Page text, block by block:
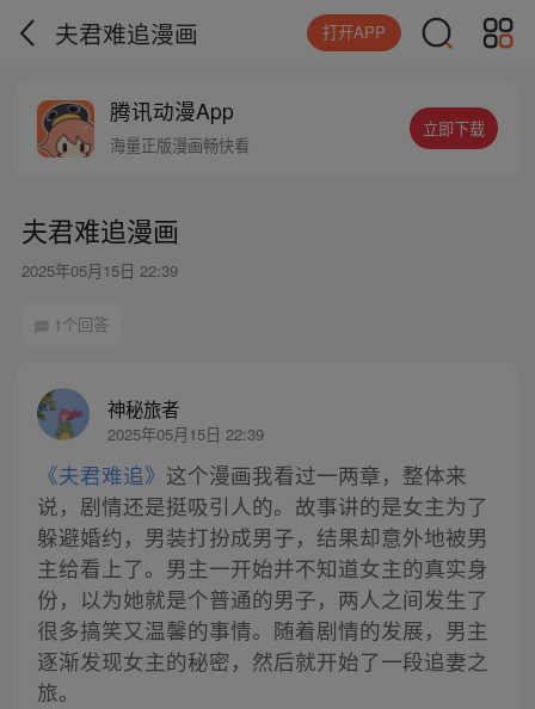
夫君难追漫画 打开APP
腾讯动漫App
海量正版漫画畅快看
立即下载
夫君难追漫画
2025年05月15日 22:39
1个回答
神秘旅者
2025年05月15日 22:39
《夫君难追》 这个漫画我看过一两章，整体来
说，剧情还是挺吸引人的。故事讲的是女主为了
躲避婚约，男装打扮成男子，结果却意外地被男
主给看上了。男主一开始并不知道女主的真实身
份，以为她就是个普通的男子，两人之间发生了
很多搞笑又温馨的事情。随着剧情的发展，男主
逐渐发现女主的秘密，然后就开始了一段追妻之
旅。